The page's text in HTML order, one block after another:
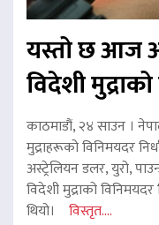
यस्तो छ आज
विदेशी
काठमाडौं, २४ साउन ।
मुद्राहरूको विनिमयदर
अस्ट्रेलियन डलर, युरो,
विदेशी मुद्राको
थियो। विस्तृत....